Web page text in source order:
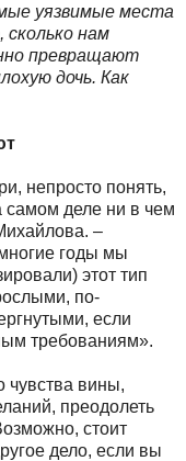
уязвимые места
нам
превращают
дочь. Как
непросто понять,
самом деле ни в чем
–
многие годы мы
этот тип
по-
если
требованиям».
чувства вины,
преодолеть
стоит
дело, если вы